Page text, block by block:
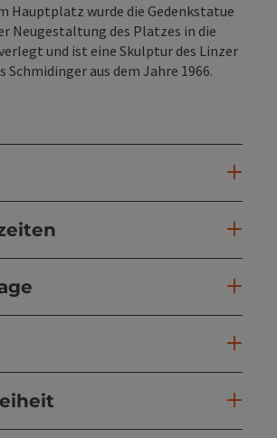
Hauptplatz wurde die Gedenkstatue
Neugestaltung des Platzes in die
und ist eine Skulptur des Linzer
Schmidinger aus dem Jahre 1966.